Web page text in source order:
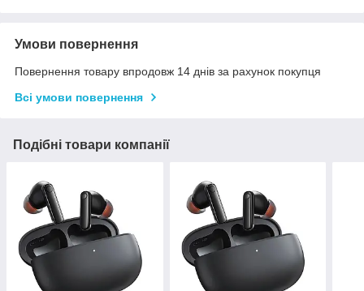
Умови повернення
Повернення товару впродовж 14 днів за рахунок покупця
Всі умови повернення
Подібні товари компанії